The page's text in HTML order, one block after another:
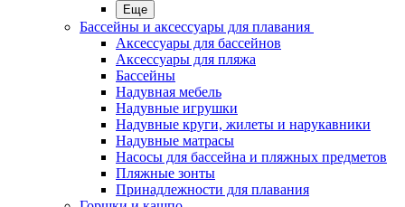
Еще
Бассейны и аксессуары для плавания
Аксессуары для бассейнов
Аксессуары для пляжа
Бассейны
Надувная мебель
Надувные игрушки
Надувные круги, жилеты и нарукавники
Надувные матрасы
Насосы для бассейна и пляжных предметов
Пляжные зонты
Принадлежности для плавания